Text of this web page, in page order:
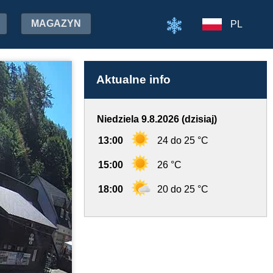
MAGAZYN PL
Aktualne info
Niedziela 9.8.2026 (dzisiaj)
13:00 24 do 25 °C
15:00 26 °C
18:00 20 do 25 °C